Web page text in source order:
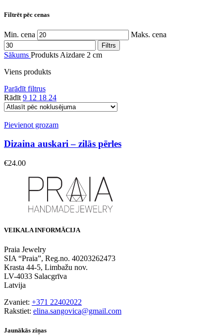
Filtrēt pēc cenas
Min. cena Maks. cena
Filtrs
Sākums Produkts Aizdare 2 cm
Viens produkts
Parādīt filtrus
Rādīt 9 12 18 24
Pievienot grozam
Dizaina auskari – zilās pērles
€24.00
VEIKALA INFORMĀCIJA
Praia Jewelry
SIA “Praia”, Reg.no. 40203262473
Krasta 44-5, Limbažu nov.
LV-4033 Salacgrīva
Latvija
Zvaniet: +371 22402022
Rakstiet: elina.sangovica@gmail.com
Jaunākās ziņas